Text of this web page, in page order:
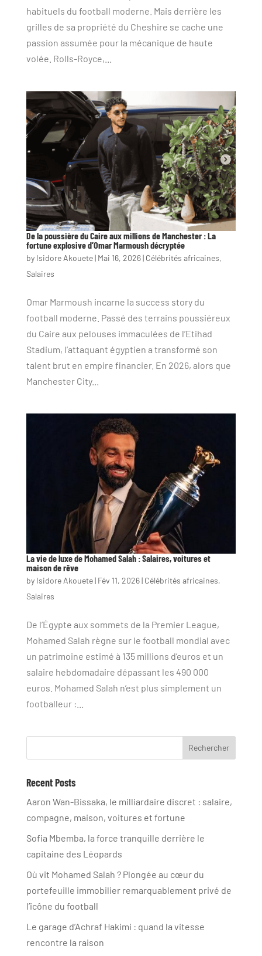
habituels du football moderne. Mais derrière les
grilles de sa propriété du Cheshire se cache une
passion assumée pour la mécanique de haute
volée. Rolls-Royce,...
De la poussière du Caire aux millions de Manchester : La
fortune explosive d’Omar Marmoush décryptée
by Isidore Akouete| Mai 16, 2026| Célébrités africaines,
Salaires
Omar Marmoush incarne la success story du
football moderne. Passé des terrains poussiéreux
du Caire aux pelouses immaculées de l’Etihad
Stadium, l’attaquant égyptien a transformé son
talent brut en empire financier. En 2026, alors que
Manchester City...
La vie de luxe de Mohamed Salah : Salaires, voitures et
maison de rêve
by Isidore Akouete| Fév 11, 2026| Célébrités africaines,
Salaires
De l’Égypte aux sommets de la Premier League,
Mohamed Salah règne sur le football mondial avec
un patrimoine estimé à 135 millions d’euros et un
salaire hebdomadaire dépassant les 490 000
euros. Mohamed Salah n’est plus simplement un
footballeur :...
Rechercher
Recent Posts
Aaron Wan-Bissaka, le milliardaire discret : salaire,
compagne, maison, voitures et fortune
Sofia Mbemba, la force tranquille derrière le
capitaine des Léopards
Où vit Mohamed Salah ? Plongée au cœur du
portefeuille immobilier remarquablement privé de
l’icône du football
Le garage d’Achraf Hakimi : quand la vitesse
rencontre la raison